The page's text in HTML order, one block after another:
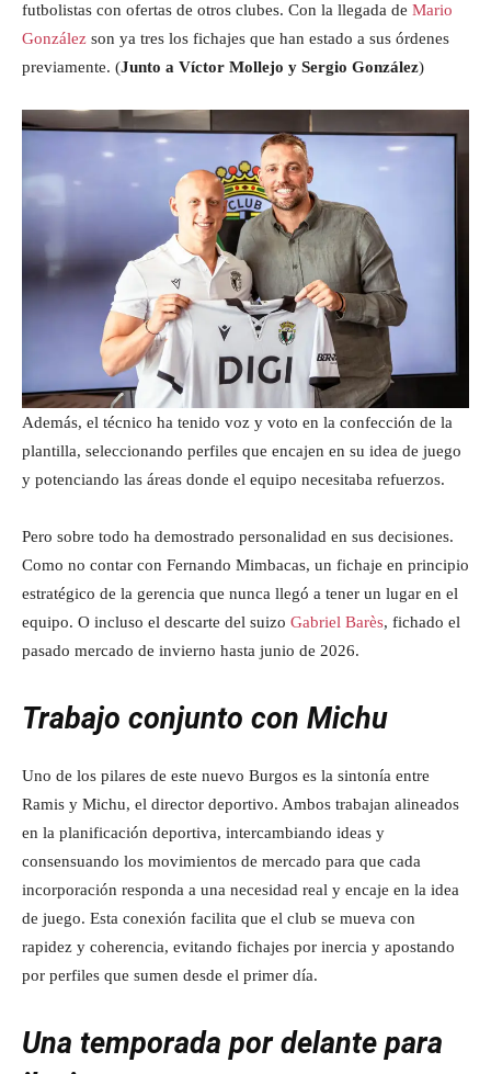
futbolistas con ofertas de otros clubes. Con la llegada de Mario
González son ya tres los fichajes que han estado a sus órdenes
previamente. (Junto a Víctor Mollejo y Sergio González)
Además, el técnico ha tenido voz y voto en la confección de la
plantilla, seleccionando perfiles que encajen en su idea de juego
y potenciando las áreas donde el equipo necesitaba refuerzos.
Pero sobre todo ha demostrado personalidad en sus decisiones.
Como no contar con Fernando Mimbacas, un fichaje en principio
estratégico de la gerencia que nunca llegó a tener un lugar en el
equipo. O incluso el descarte del suizo Gabriel Barès, fichado el
pasado mercado de invierno hasta junio de 2026.
Trabajo conjunto con Michu
Uno de los pilares de este nuevo Burgos es la sintonía entre
Ramis y Michu, el director deportivo. Ambos trabajan alineados
en la planificación deportiva, intercambiando ideas y
consensuando los movimientos de mercado para que cada
incorporación responda a una necesidad real y encaje en la idea
de juego. Esta conexión facilita que el club se mueva con
rapidez y coherencia, evitando fichajes por inercia y apostando
por perfiles que sumen desde el primer día.
Una temporada por delante para